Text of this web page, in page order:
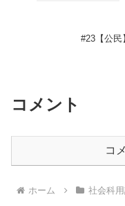
#23【公
コメント
コ
ホーム 社会科用